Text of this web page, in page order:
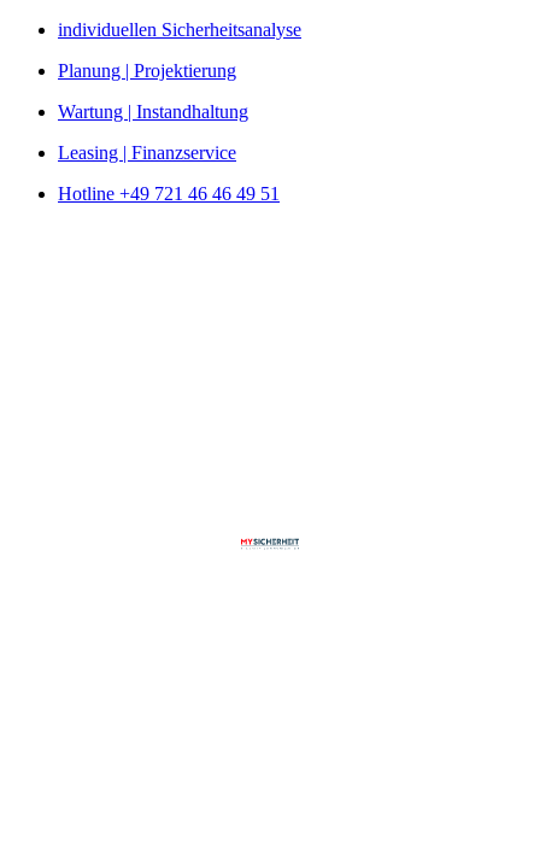
Zum
springen
individuellen Sicherheitsanalyse
Planung | Projektierung
Wartung | Instandhaltung
Leasing | Finanzservice
Hotline +49 721 46 46 49 51